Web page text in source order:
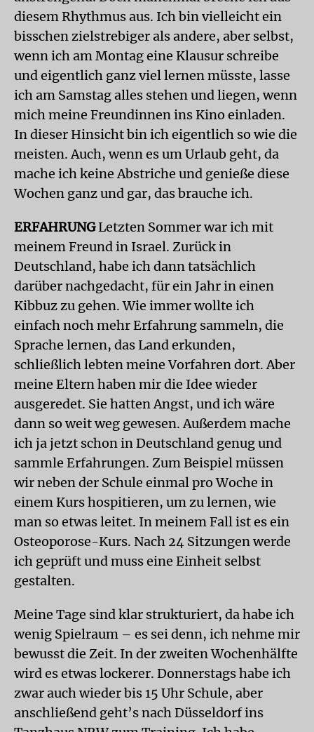
diesem Rhythmus aus. Ich bin vielleicht ein
bisschen zielstrebiger als andere, aber selbst,
wenn ich am Montag eine Klausur schreibe
und eigentlich ganz viel lernen müsste, lasse
ich am Samstag alles stehen und liegen, wenn
mich meine Freundinnen ins Kino einladen.
In dieser Hinsicht bin ich eigentlich so wie die
meisten. Auch, wenn es um Urlaub geht, da
mache ich keine Abstriche und genieße diese
Wochen ganz und gar, das brauche ich.
ERFAHRUNGLetzten Sommer war ich mit
meinem Freund in Israel. Zurück in
Deutschland, habe ich dann tatsächlich
darüber nachgedacht, für ein Jahr in einen
Kibbuz zu gehen. Wie immer wollte ich
einfach noch mehr Erfahrung sammeln, die
Sprache lernen, das Land erkunden,
schließlich lebten meine Vorfahren dort. Aber
meine Eltern haben mir die Idee wieder
ausgeredet. Sie hatten Angst, und ich wäre
dann so weit weg gewesen. Außerdem mache
ich ja jetzt schon in Deutschland genug und
sammle Erfahrungen. Zum Beispiel müssen
wir neben der Schule einmal pro Woche in
einem Kurs hospitieren, um zu lernen, wie
man so etwas leitet. In meinem Fall ist es ein
Osteoporose-Kurs. Nach 24 Sitzungen werde
ich geprüft und muss eine Einheit selbst
gestalten.
Meine Tage sind klar strukturiert, da habe ich
wenig Spielraum – es sei denn, ich nehme mir
bewusst die Zeit. In der zweiten Wochenhälfte
wird es etwas lockerer. Donnerstags habe ich
zwar auch wieder bis 15 Uhr Schule, aber
anschließend geht’s nach Düsseldorf ins